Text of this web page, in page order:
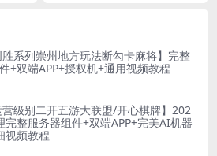
系列崇州地方玩法断勾卡麻将】完整
+双端APP+授权机+通用视频教程
营级别二开五游大联盟/开心棋牌】202
完整服务器组件+双端APP+完美AI机器
视频教程